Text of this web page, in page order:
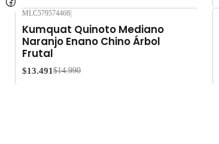
MLC579574468|
Kumquat Quinoto Mediano
Naranjo Enano Chino Árbol
Frutal
$13.491 $14.990